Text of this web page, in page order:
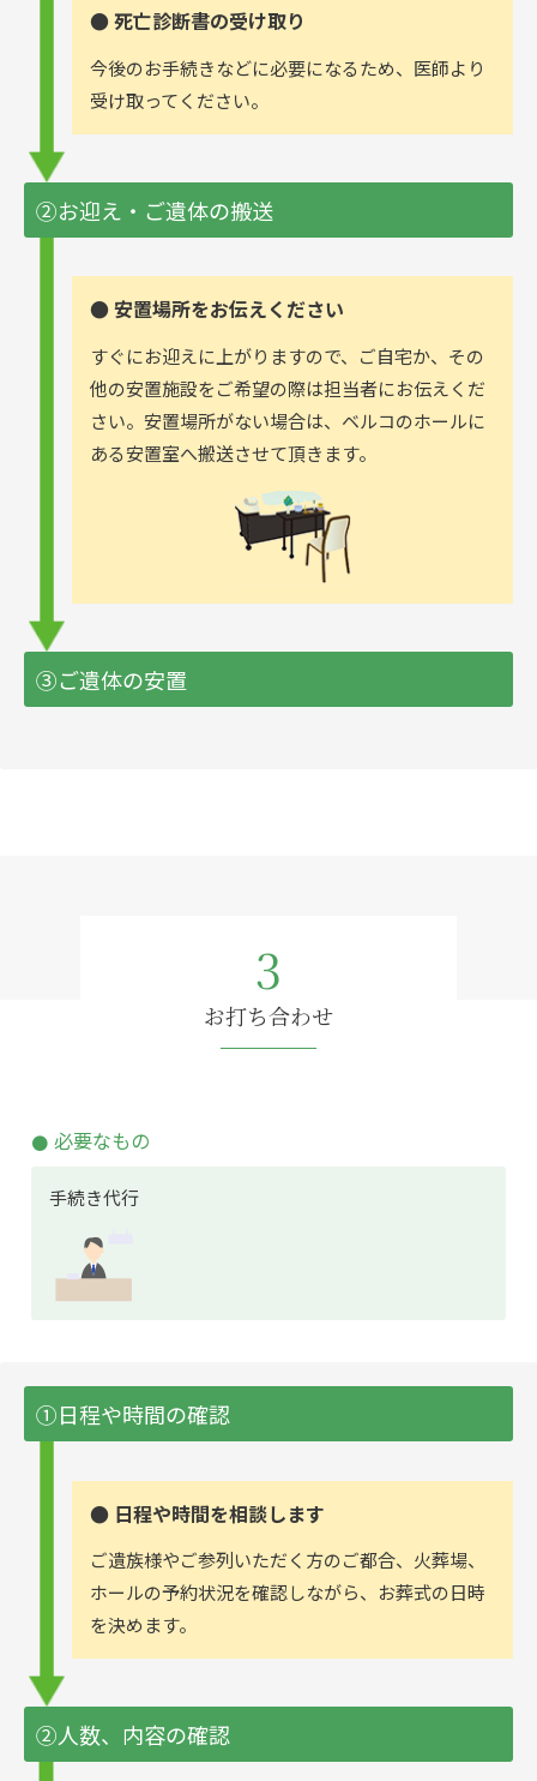
● 死亡診断書の受け取り
今後のお手続きなどに必要になるため、医師より
受け取ってください。
②お迎え・ご遺体の搬送
● 安置場所をお伝えください
すぐにお迎えに上がりますので、ご自宅か、その
他の安置施設をご希望の際は担当者にお伝えくだ
さい。安置場所がない場合は、ベルコのホールに
ある安置室へ搬送させて頂きます。
③ご遺体の安置
3
お打ち合わせ
必要なもの
手続き代行
①日程や時間の確認
● 日程や時間を相談します
ご遺族様やご参列いただく方のご都合、火葬場、
ホールの予約状況を確認しながら、お葬式の日時
を決めます。
②人数、内容の確認